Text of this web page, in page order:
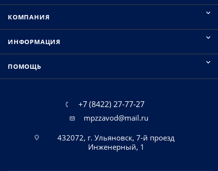
КОМПАНИЯ
ИНФОРМАЦИЯ
ПОМОЩЬ
+7 (8422) 27-77-27
mpzzavod@mail.ru
432072, г. Ульяновск, 7-й проезд
Инженерный, 1